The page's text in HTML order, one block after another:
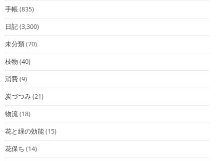
手帳(835)
日記(3,300)
未分類(70)
枝物 (40)
消費(9)
炭づつみ(21)
物流(18)
花と緑の効能(15)
花保ち (14)